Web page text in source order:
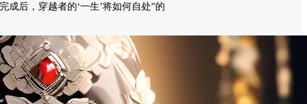
成后，穿越者的‘一生’将如何自处”的